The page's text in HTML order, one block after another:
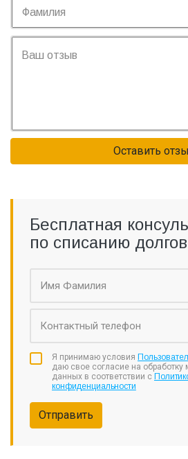
Оставить
Бесплатная
по списанию долгов
Я принимаю условия
даю свое согласие на обработку
данных в соответствии с
конфиденциальности
Отправить